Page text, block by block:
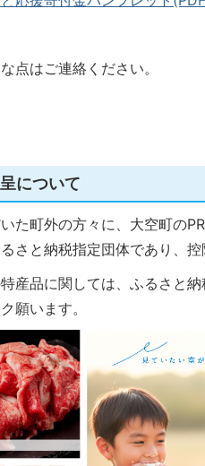
点はご連絡ください。
について
た町外の方々に、大空町の
さと納税指定団体であり、
産品に関しては、ふるさと
願います。